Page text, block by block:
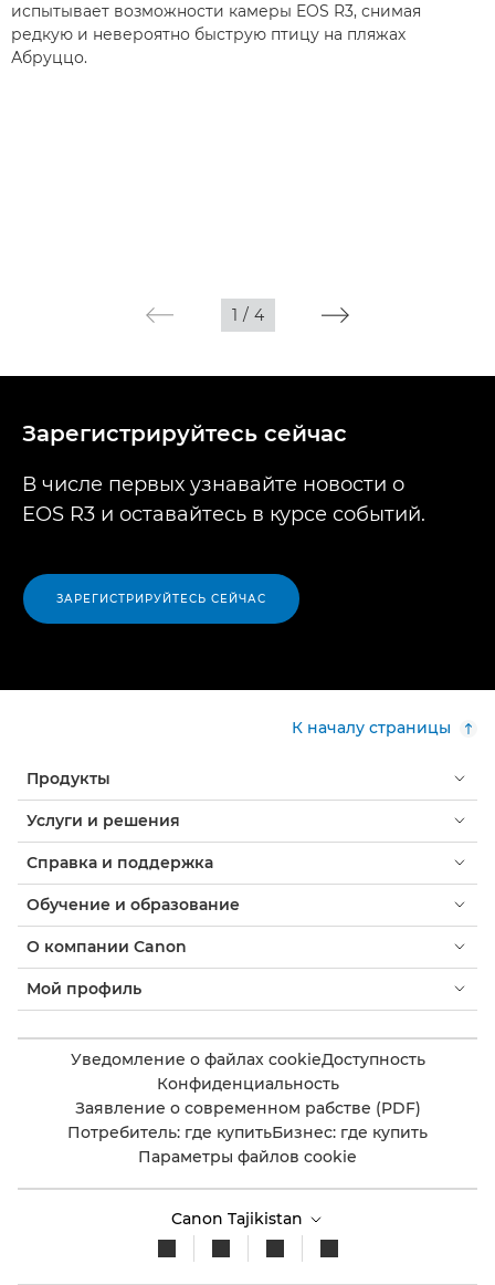
испытывает возможности камеры EOS R3, снимая
редкую и невероятно быструю птицу на пляжах
Абруццо.
1 / 4
Зарегистрируйтесь сейчас
В числе первых узнавайте новости о
EOS R3 и оставайтесь в курсе событий.
ЗАРЕГИСТРИРУЙТЕСЬ СЕЙЧАС
К началу страницы
Продукты
Услуги и решения
Справка и поддержка
Обучение и образование
О компании Canon
Мой профиль
Уведомление о файлах cookieДоступность
Конфиденциальность
Заявление о современном рабстве (PDF)
Потребитель: где купитьБизнес: где купить
Параметры файлов cookie
Canon Tajikistan